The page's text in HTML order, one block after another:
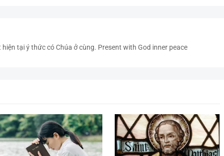
hiện tại ý thức có Chúa ở cùng. Present with God inner peace